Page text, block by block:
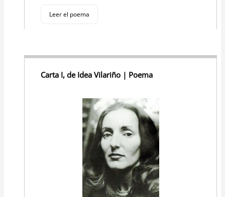
Leer el poema
Carta I, de Idea Vilariño | Poema